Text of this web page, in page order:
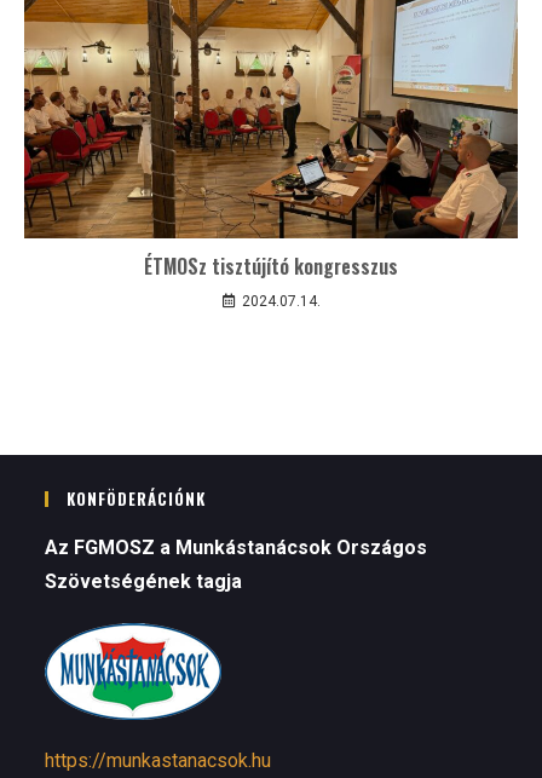
ÉTMOSz tisztújító kongresszus
2024.07.14.
KONFÖDERÁCIÓNK
Az FGMOSZ a Munkástanácsok Országos
Szövetségének tagja
https://munkastanacsok.hu